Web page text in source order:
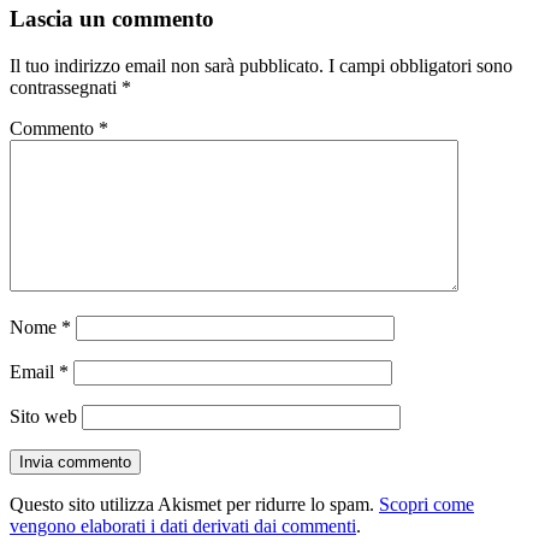
Lascia un commento
Il tuo indirizzo email non sarà pubblicato. I campi obbligatori sono
contrassegnati *
Commento *
Nome *
Email *
Sito web
Questo sito utilizza Akismet per ridurre lo spam. Scopri come
vengono elaborati i dati derivati dai commenti.